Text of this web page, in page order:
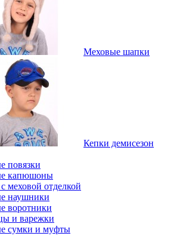
Меховые шапки
Кепки демисезон
повязки
капюшоны
меховой отделкой
наушники
воротники
и варежки
сумки и муфты